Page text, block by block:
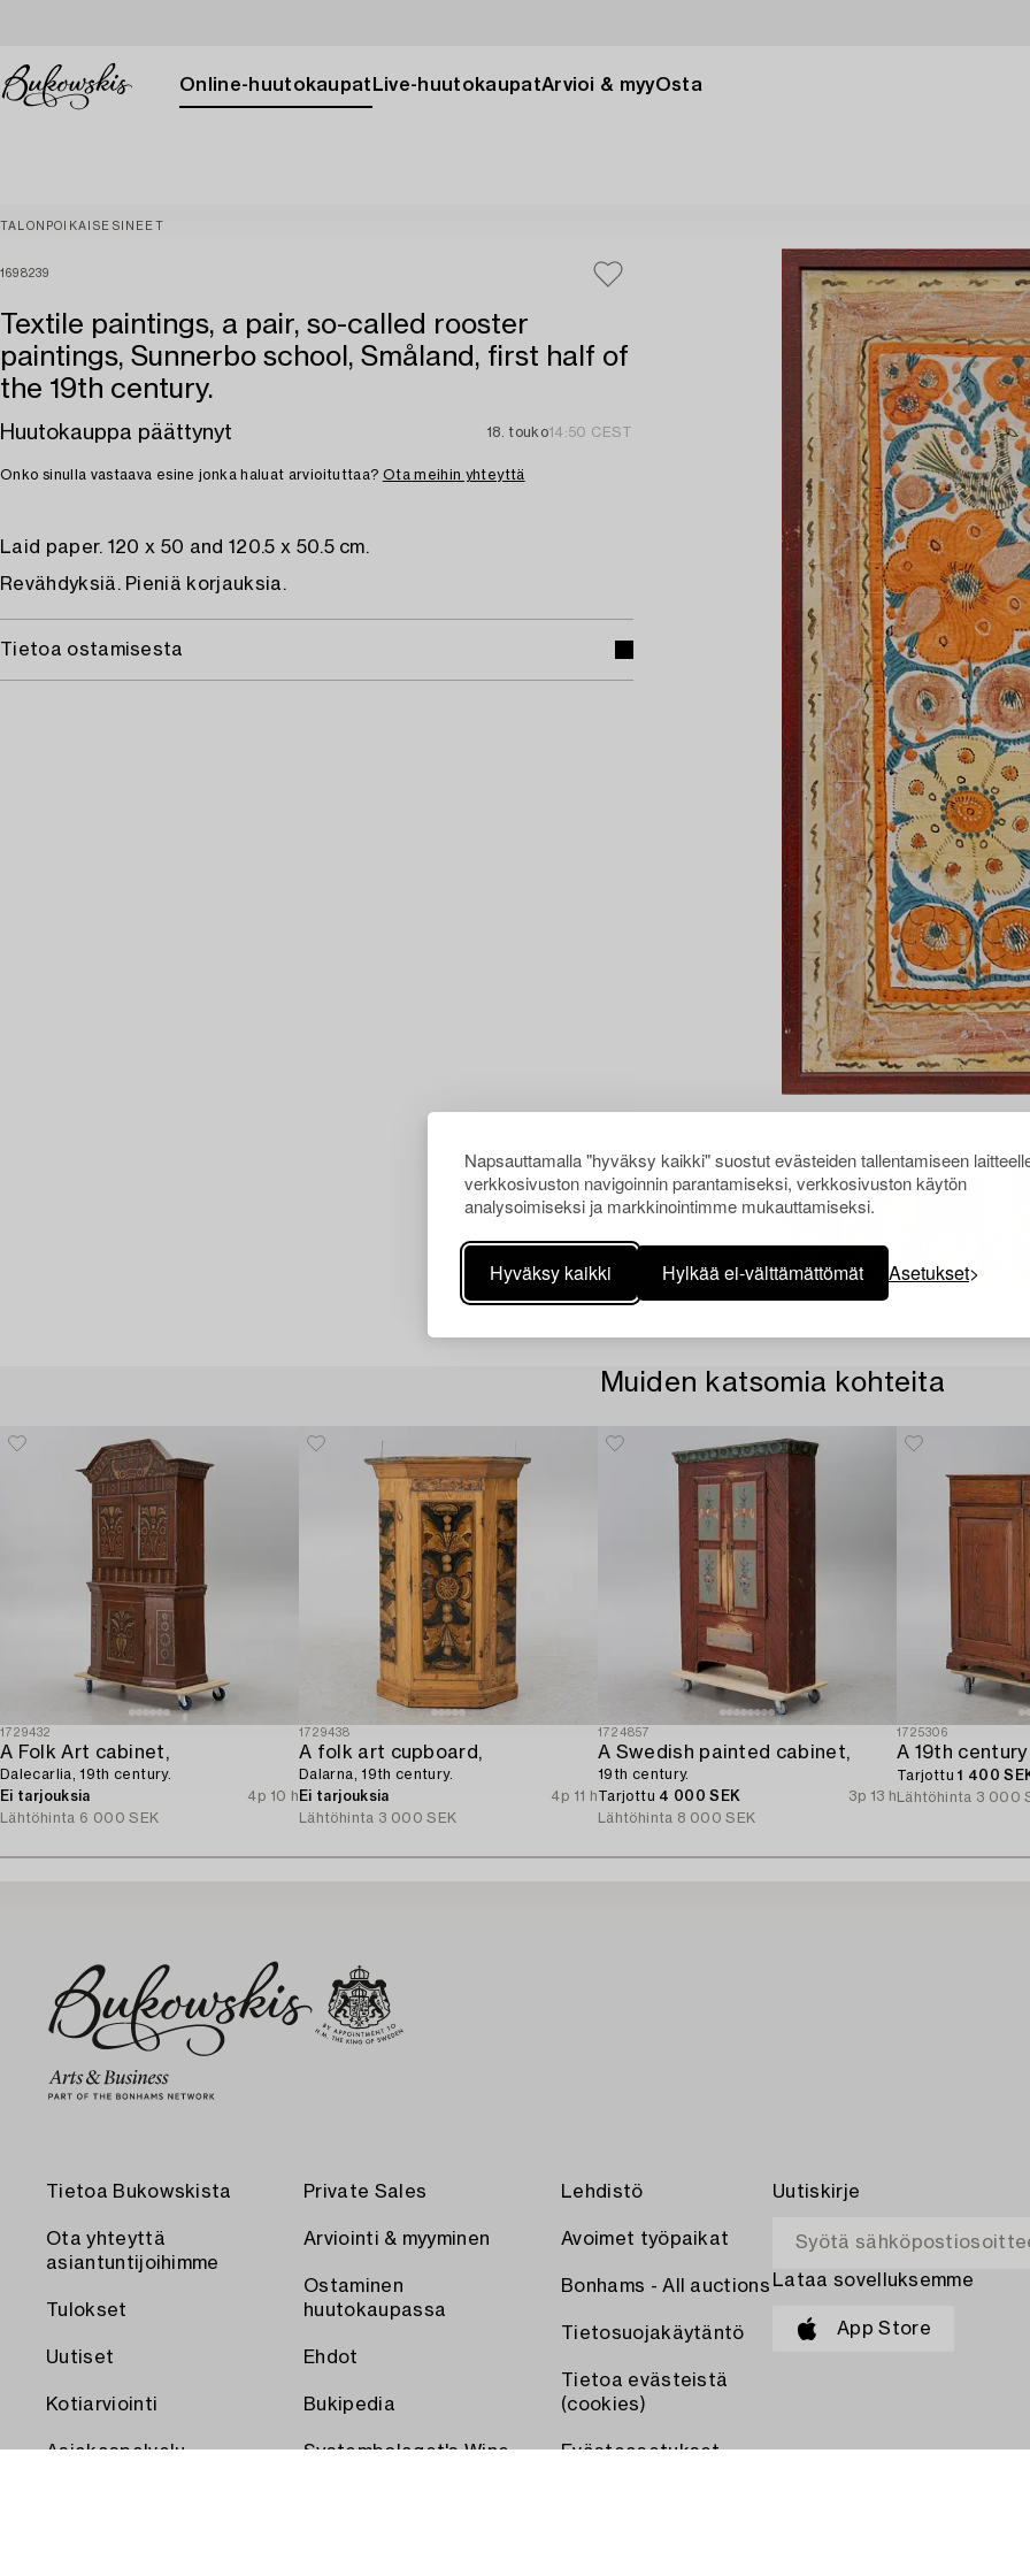
Napsauttamalla "hyväksy kaikki" suostut evästeiden tallentamiseen
verkkosivuston navigoinnin parantamiseksi, verkkosivuston käytön
analysoimiseksi ja markkinointimme mukauttamiseksi.
Hyväksy kaikki Hylkää ei-välttämättömät Asetukset
Online-huutokaupat Live-huutokaupatArvioi & myyOsta
TALONPOIKAISESINEET
1698239
Textile paintings, a pair, so-called rooster
paintings, Sunnerbo school, Småland, first half of
the 19th century.
Huutokauppa päättynyt 18. touko14:50 CEST
Onko sinulla vastaava esine jonka haluat arvioituttaa? Ota meihin yhteyttä
Laid paper. 120 x 50 and 120.5 x 50.5 cm.
Revähdyksiä. Pieniä korjauksia.
Tietoa ostamisesta
Muiden katsomia kohteita
1729432
A Folk Art cabinet,
Dalecarlia, 19th century.
Ei tarjouksia
4p 10 h
Lähtöhinta 6 000 SEK
1729438
A folk art cupboard,
Dalarna, 19th century.
Ei tarjouksia
4p 11 h
Lähtöhinta 3 000 SEK
1724857
A Swedish painted cabinet,
19th century.
Tarjottu 4 000 SEK
3p 13 h
Lähtöhinta 8 000 SEK
1725306
A 19th
Tarjottu1 400
Lähtöhinta 3 000
Tietoa Bukowskista
Ota yhteyttä
asiantuntijoihimme
Tulokset
Uutiset
Kotiarviointi
Asiakaspalvelu
Private Sales
Arviointi & myyminen
Ostaminen
huutokaupassa
Ehdot
Bukipedia
Systembolaget's Wine
Lehdistö
Avoimet työpaikat
Bonhams - All auctions
Tietosuojakäytäntö
Tietoa evästeistä
(cookies)
Evästeasetukset
Uutiskirje
Lataa sovelluksemme
App Store